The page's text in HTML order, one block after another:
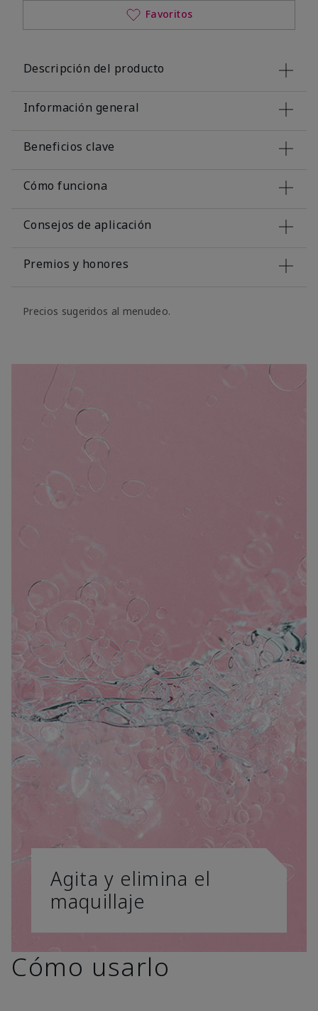
Favoritos
Descripción del producto
Información general
Beneficios clave
Cómo funciona
Consejos de aplicación
Premios y honores
Precios sugeridos al menudeo.
Agita y elimina el
maquillaje
Cómo usarlo